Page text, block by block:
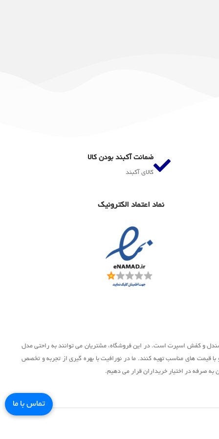
ضمانت آکبند بودن کالا
کالای آکبند
نماد اعتماد الکترونیک
صندل و کفش اسپرت است. در این فروشگاه، مشتریان می توانند به راحتی مدل
قیمت های مناسب تهیه کنند. ما در نورافیت با بهره گیری از تجربه و تخصص
صرفه در اختیار خریداران قرار می دهیم.
تماس با ما